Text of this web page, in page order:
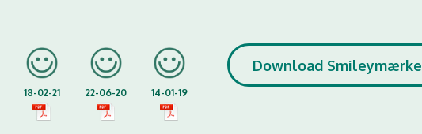
18-02-21 22-06-20 14-01-19
Download Smileymærke